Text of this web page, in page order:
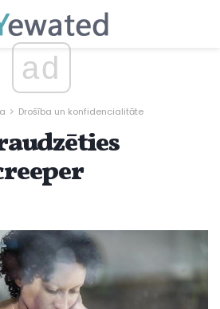
ad
Drošība un konfidencialitāte